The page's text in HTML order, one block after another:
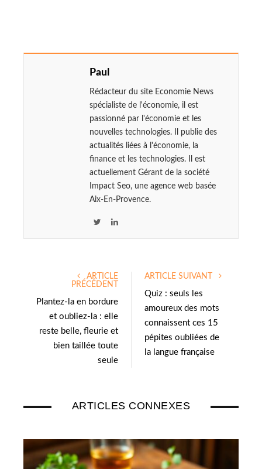
Paul
Rédacteur du site Economie News
spécialiste de l'économie, il est
passionné par l'économie et les
nouvelles technologies. Il publie des
actualités liées à l'économie, la
finance et les technologies. Il est
actuellement Gérant de la société
Impact Seo, une agence web basée
Aix-En-Provence.
t
r
L
e
n
ARTICLE
PRÉCÉDENT
Plantez-la en bordure
et oubliez-la : elle
reste belle, fleurie et
bien taillée toute
seule
ARTICLE SUIVANT
Quiz : seuls les
amoureux des mots
connaissent ces 15
pépites oubliées de
la langue française
ARTICLES CONNEXES